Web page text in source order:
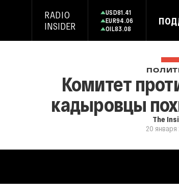
RADIO
INSIDER
USD81.41
EUR94.06
OIL83.08
Комитет
кадыровцы
The
20 января